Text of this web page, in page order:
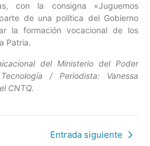
con la consigna «Juguemos
de una política del Gobierno
la formación vocacional de los
Patria.
del Ministerio del Poder
/ Periodista: Vanessa
CNTQ.
Entrada siguiente